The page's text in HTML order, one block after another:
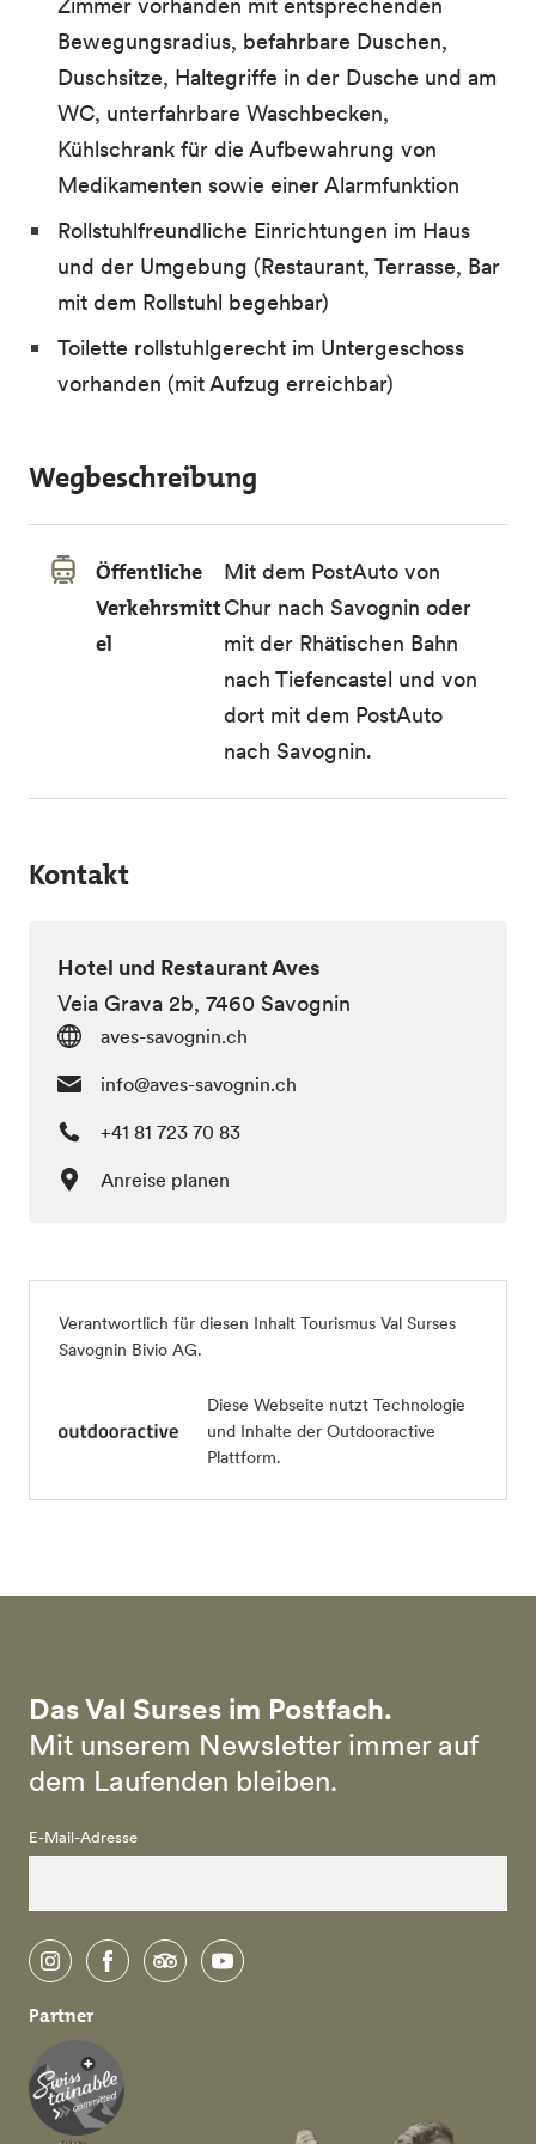
Bewegungsradius, befahrbare Duschen,
Duschsitze, Haltegriffe in der Dusche und am
WC, unterfahrbare Waschbecken,
Kühlschrank für die Aufbewahrung von
Medikamenten sowie einer Alarmfunktion
Rollstuhlfreundliche Einrichtungen im Haus
und der Umgebung (Restaurant, Terrasse, Bar
mit dem Rollstuhl begehbar)
Toilette rollstuhlgerecht im Untergeschoss
vorhanden (mit Aufzug erreichbar)
Wegbeschreibung
Öffentliche
Verkehrsmitt
el
Mit dem PostAuto von
Chur nach Savognin oder
mit der Rhätischen Bahn
nach Tiefencastel und von
dort mit dem PostAuto
nach Savognin.
Kontakt
Hotel und Restaurant Aves
Veia Grava 2b, 7460 Savognin
aves-savognin.ch
info@aves-savognin.ch
+41 81 723 70 83
Anreise planen
Verantwortlich für diesen Inhalt Tourismus Val Surses
Savognin Bivio AG.
Diese Webseite nutzt Technologie
und Inhalte der Outdooractive
Plattform.
Das Val Surses im Postfach.
Mit unserem Newsletter immer auf
dem Laufenden bleiben.
E-Mail-Adresse
instagramfacebooktripadvisoryoutube
Partner